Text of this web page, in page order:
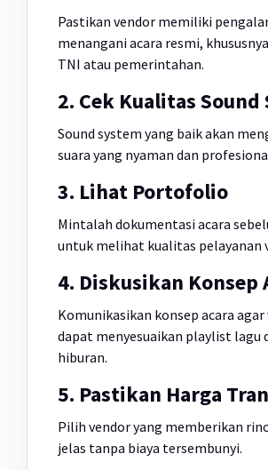
Pastikan vendor memiliki
menangani acara resmi,
TNI atau pemerintahan.
2. Cek Kualitas Sound
Sound system yang baik akan
suara yang nyaman dan
3. Lihat Portofolio
Mintalah dokumentasi acara
untuk melihat kualitas pelayanan
4. Diskusikan Konsep
Komunikasikan konsep acara agar
dapat menyesuaikan playlist lagu
hiburan.
5. Pastikan Harga
Pilih vendor yang memberikan
jelas tanpa biaya tersembunyi.